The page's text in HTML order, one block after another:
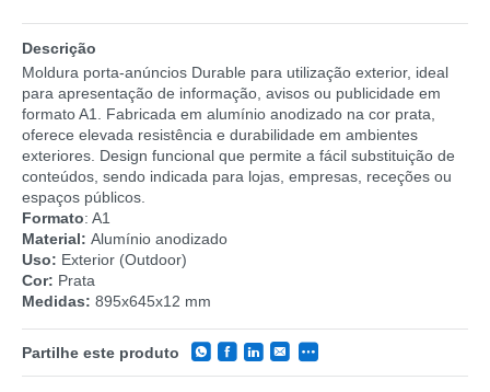
Descrição
Moldura porta-anúncios Durable para utilização exterior, ideal
para apresentação de informação, avisos ou publicidade em
formato A1. Fabricada em alumínio anodizado na cor prata,
oferece elevada resistência e durabilidade em ambientes
exteriores. Design funcional que permite a fácil substituição de
conteúdos, sendo indicada para lojas, empresas, receções ou
espaços públicos.
Formato: A1
Material: Alumínio anodizado
Uso: Exterior (Outdoor)
Cor: Prata
Medidas: 895x645x12 mm
Partilhe este produto